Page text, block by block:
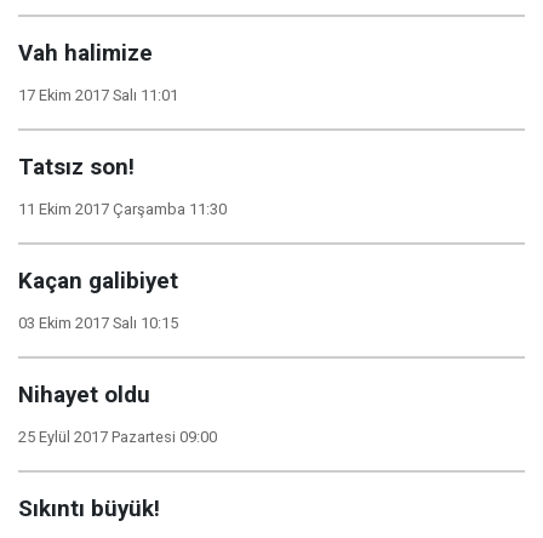
Vah halimize
17 Ekim 2017 Salı 11:01
Tatsız son!
11 Ekim 2017 Çarşamba 11:30
Kaçan galibiyet
03 Ekim 2017 Salı 10:15
Nihayet oldu
25 Eylül 2017 Pazartesi 09:00
Sıkıntı büyük!